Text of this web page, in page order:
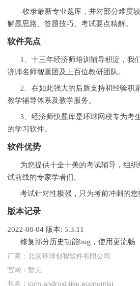
-收录最新专业题库，并对部分难度
解题思路、答题技巧、考试要点精解。
软件亮点
1、十三年经济师培训辅导积淀，我
济师名师智囊团及上百位教研团队。
2、在如此强大的后盾支持和经验积
教学辅导体系及教学服务。
3、经济师快题库是环球网校专为考
的学习软件。
软件优势
为您提供十全十美的考试辅导，组
试前线的专家学者们。
考试针对性极强，只为考前冲刺的您
版本记录
2022-08-04 版本: 5.3.11
修复部分历史功能bug，使用更流畅
厂商： 北京环球创智软件有限公司
官网： 暂无
包名： com.android.tiku.economist